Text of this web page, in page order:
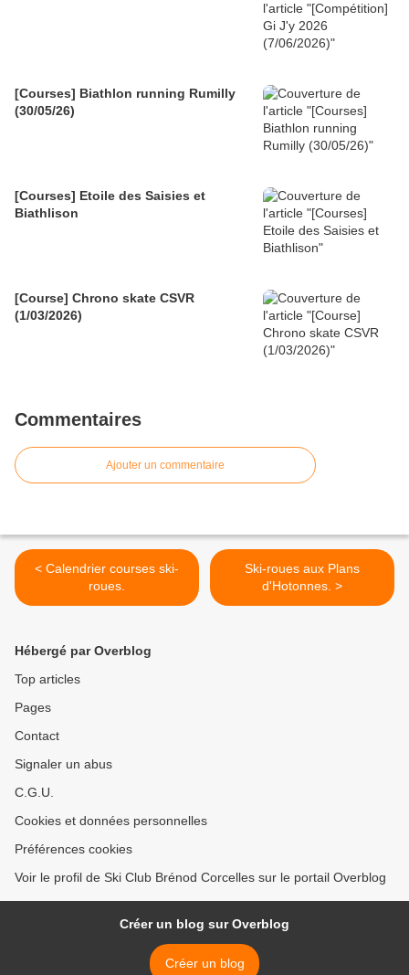
[Courses] Biathlon running Rumilly
(30/05/26)
[Courses] Etoile des Saisies et
Biathlison
[Course] Chrono skate CSVR
(1/03/2026)
Commentaires
Ajouter un commentaire
< Calendrier courses ski-
roues.
Ski-roues aux Plans
d'Hotonnes. >
Hébergé par Overblog
Top articles
Pages
Contact
Signaler un abus
C.G.U.
Cookies et données personnelles
Préférences cookies
Voir le profil de Ski Club Brénod Corcelles sur le portail Overblog
Créer un blog sur Overblog
Créer un blog